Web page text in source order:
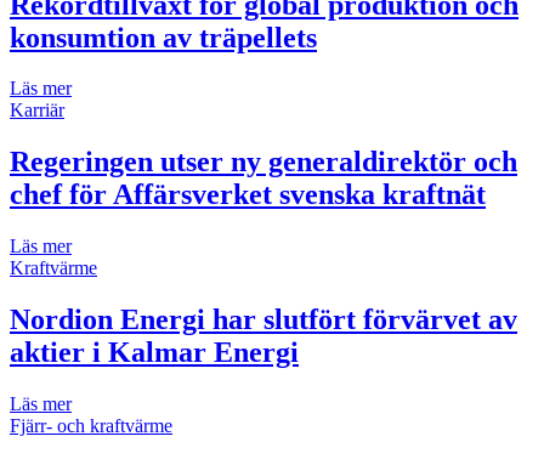
konsumtion av träpellets
Läs mer
Karriär
Regeringen utser ny generaldirektör och
chef för Affärsverket svenska kraftnät
Läs mer
Kraftvärme
Nordion Energi har slutfört förvärvet av
aktier i Kalmar Energi
Läs mer
Fjärr- och kraftvärme